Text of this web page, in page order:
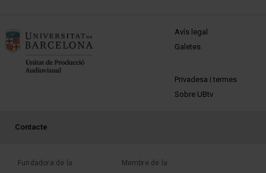
MENÚ PEU 1
Avís legal
Galetes
PEU 2
Privadesa i termes
Sobre UBtv
PEU 3
Contacte
Fundadora de la Membre de la